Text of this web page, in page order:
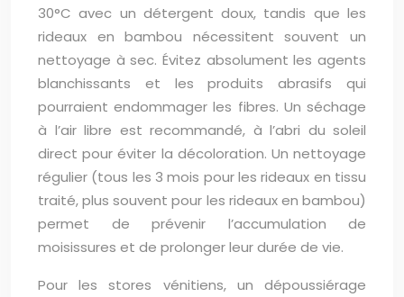
30°C avec un détergent doux, tandis que les
rideaux en bambou nécessitent souvent un
nettoyage à sec. Évitez absolument les agents
blanchissants et les produits abrasifs qui
pourraient endommager les fibres. Un séchage
à l’air libre est recommandé, à l’abri du soleil
direct pour éviter la décoloration. Un nettoyage
régulier (tous les 3 mois pour les rideaux en tissu
traité, plus souvent pour les rideaux en bambou)
permet de prévenir l’accumulation de
moisissures et de prolonger leur durée de vie.
Pour les stores vénitiens, un dépoussiérage